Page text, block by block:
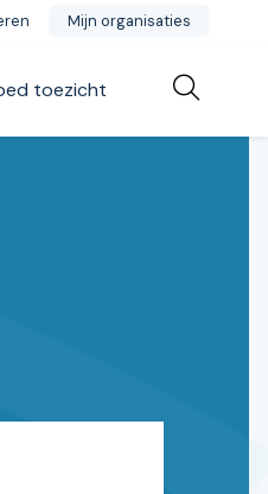
Mijn organisaties
toezicht